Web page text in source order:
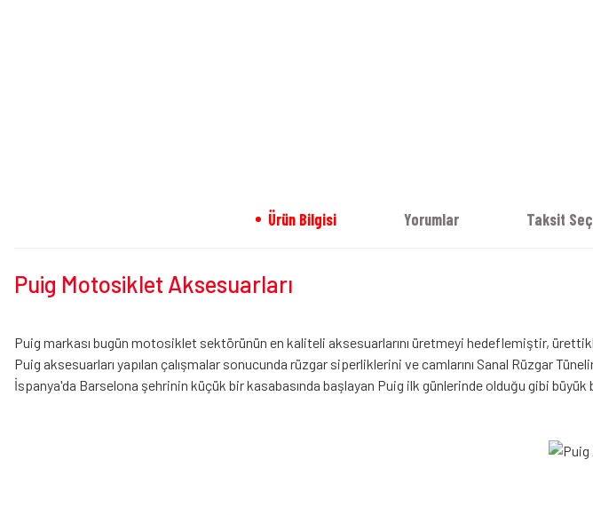
Ürün Bilgisi Yorumlar Taksit
Puig Motosiklet Aksesuarları
Puig markası bugün motosiklet sektörünün en kaliteli aksesuarlarını üretmeyi hedeflemiştir,
Puig aksesuarları yapılan çalışmalar sonucunda rüzgar siperliklerini ve camlarını Sanal Rüzgar
İspanya'da Barselona şehrinin küçük bir kasabasında başlayan Puig ilk günlerinde olduğu gibi